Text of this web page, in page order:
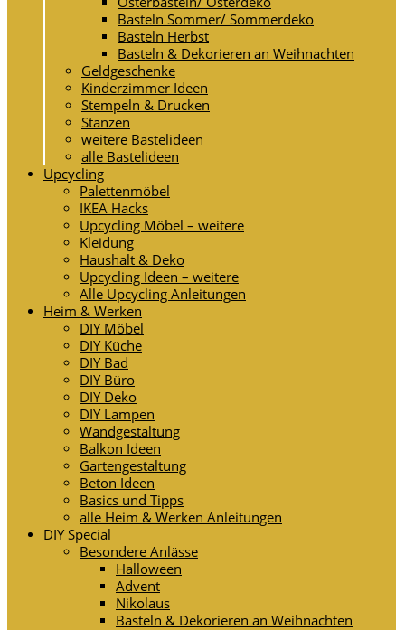
Basteln Sommer/ Sommerdeko
Basteln Herbst
Basteln & Dekorieren an Weihnachten
Geldgeschenke
Kinderzimmer Ideen
Stempeln & Drucken
Stanzen
weitere Bastelideen
alle Bastelideen
Upcycling
Palettenmöbel
IKEA Hacks
Upcycling Möbel – weitere
Kleidung
Haushalt & Deko
Upcycling Ideen – weitere
Alle Upcycling Anleitungen
Heim & Werken
DIY Möbel
DIY Küche
DIY Bad
DIY Büro
DIY Deko
DIY Lampen
Wandgestaltung
Balkon Ideen
Gartengestaltung
Beton Ideen
Basics und Tipps
alle Heim & Werken Anleitungen
DIY Special
Besondere Anlässe
Halloween
Advent
Nikolaus
Basteln & Dekorieren an Weihnachten